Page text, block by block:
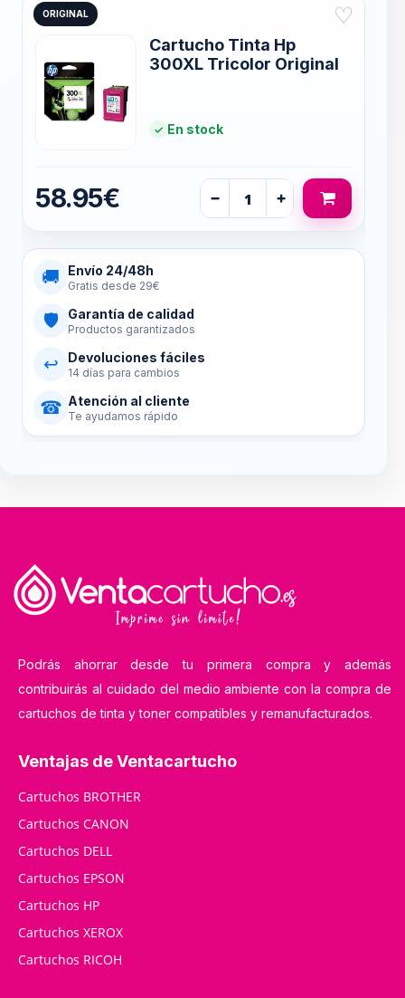
ORIGINAL ♡
Cartucho Tinta Hp
300XL Tricolor Original
En stock
58.95€ − +
🚚 Envío 24/48h
Gratis desde 29€
🛡 Garantía de calidad
Productos garantizados
↩ Devoluciones fáciles
14 días para cambios
☎ Atención al cliente
Te ayudamos rápido
Podrás ahorrar desde tu primera compra y además
contribuirás al cuidado del medio ambiente con la compra de
cartuchos de tinta y toner compatibles y remanufacturados.
Ventajas de Ventacartucho
Cartuchos BROTHER
Cartuchos CANON
Cartuchos DELL
Cartuchos EPSON
Cartuchos HP
Cartuchos XEROX
Cartuchos RICOH